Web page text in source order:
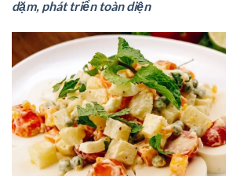
dặm, phát triển toàn diện